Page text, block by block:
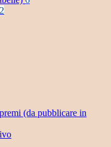
2
(da pubblicare in